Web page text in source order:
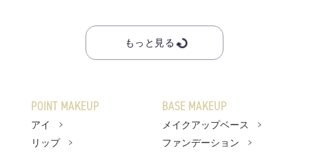
もっと見る
POINT MAKEUP
アイ
リップ
BASE MAKEUP
メイクアップベース
ファンデーション